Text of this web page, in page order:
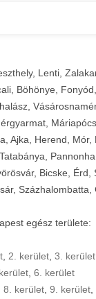
Lenti,
Böhönye,
Ajka, Herend, Mór,
Bicske, Érd,
Százhalombatta,
egész területe:
2. kerület 3. kerület
kerület 6. kerület
8. kerület, 9. kerület,